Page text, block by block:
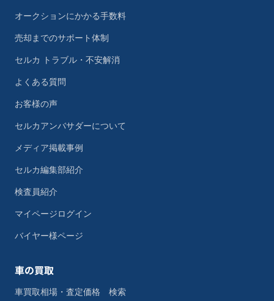
オークションにかかる手数料
売却までのサポート体制
セルカ トラブル・不安解消
よくある質問
お客様の声
セルカアンバサダーについて
メディア掲載事例
セルカ編集部紹介
検査員紹介
マイページログイン
バイヤー様ページ
車の買取
車買取相場・査定価格 検索